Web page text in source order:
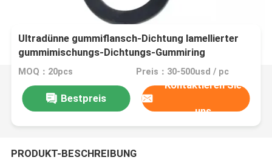
Ultradünne gummiflansch-Dichtung lamellierter
gummimischungs-Dichtungs-Gummiring
MOQ：20pcs Preis：30-500usd / pc
Bestpreis
Kontaktieren Sie
uns
PRODUKT-BESCHREIBUNG